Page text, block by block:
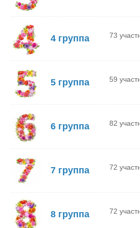
4 группа 73
5 группа 59
6 группа 82
7 группа 72
8 группа 72